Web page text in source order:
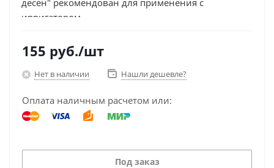
десен" рекомендован для применения с
ирригатором
155 руб./шт
Нет в наличии Нашли дешевле?
Оплата наличным расчетом или:
Под заказ